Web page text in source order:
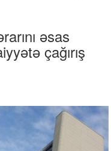
əsas
çağırış